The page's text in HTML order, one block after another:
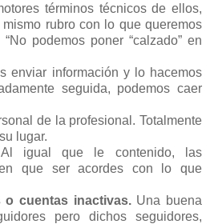
términos técnicos de ellos,
rubro con lo que queremos
podemos poner “calzado” en
enviar información y lo hacemos
seguida, podemos caer
de la profesional. Totalmente
lugar.
igual que le contenido, las
que ser acordes con lo que
o cuentas inactivas. Una buena
pero dichos seguidores,